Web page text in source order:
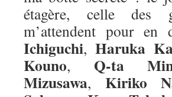
étagère, celle des
m’attendent pour en
Ichiguchi, Haruka
Kouno, Q-ta
Mizusawa, Kiriko